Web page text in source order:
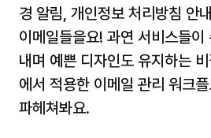
경 알림, 개인정보 처리방침 안
이메일들을요! 과연 서비스들
내며 예쁜 디자인도 유지하는
에서 적용한 이메일 관리 워크
파헤쳐봐요.